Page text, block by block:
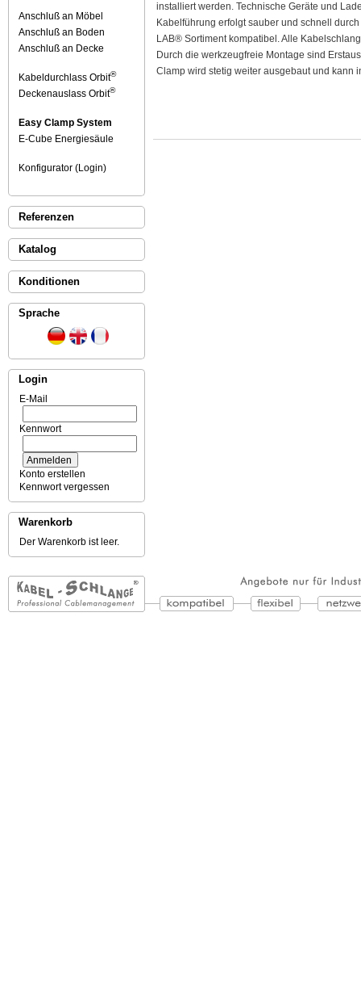
Anschluß an Möbel
Anschluß an Boden
Anschluß an Decke
Kabeldurchlass Orbit®
Deckenauslass Orbit®
Easy Clamp System
E-Cube Energiesäule
Konfigurator (Login)
Referenzen
Katalog
Konditionen
Sprache
Login
E-Mail
Kennwort
Konto erstellen
Kennwort vergessen
Warenkorb
Der Warenkorb ist leer.
installiert werden. Technische Geräte und
Kabelführung erfolgt sauber und schnell
LAB® Sortiment kompatibel. Alle
Durch die werkzeugfreie Montage sind
Clamp wird stetig weiter ausgebaut und kann